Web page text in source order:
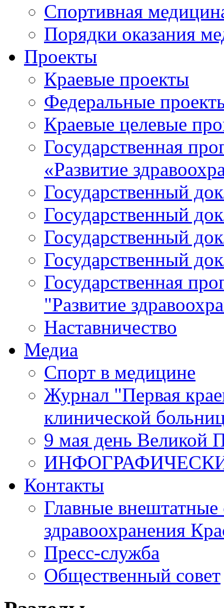
Спортивная
Порядки оказания
Проекты
Краевые проекты
Федеральные
Краевые целевые
Государственная
«Развитие
Государственный
Государственный
Государственный
Государственный
Государственная
"Развитие
Наставничество
Медиа
Спорт в медицине
Журнал "Первая
клинической
9 мая день Великой
Контакты
Главные внештатные
здравоохранения
Пресс-служба
Общественный совет